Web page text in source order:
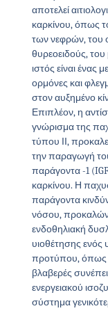
αποτελεί
καρκίνου, όπως
των νεφρών, του
θυρεοειδούς,
ιστός είναι ένας
ορμόνες και
στον αυξημένο
Επιπλέον, η
γνώρισμα της
τύπου ΙΙ,
την παραγωγή
παράγοντα -1
καρκίνου. Η
παράγοντα
νόσου,
ενδοθηλιακή
υιοθέτησης ενός
προτύπου, όπως η
βλαβερές
ενεργειακού
σύστημα